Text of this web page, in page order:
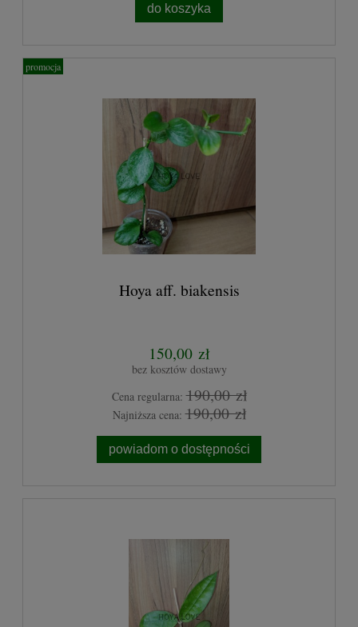
do koszyka
Hoya aff. biakensis
150,00 zł
bez kosztów dostawy
Cena regularna:190,00 zł
Najniższa cena:190,00 zł
powiadom o dostępności
promocja